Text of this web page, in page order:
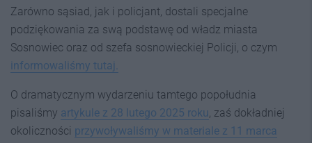
Zarówno sąsiad, jak i policjant, dostali specjalne
podziękowania za swą podstawę od władz miasta
Sosnowiec oraz od szefa sosnowieckiej Policji, o czym
informowaliśmy tutaj.
O dramatycznym wydarzeniu tamtego popołudnia
pisaliśmy artykule z 28 lutego 2025 roku, zaś dokładniej
okoliczności przywoływaliśmy w materiale z 11 marca